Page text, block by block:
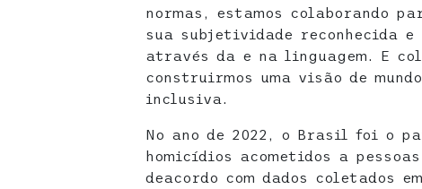
normas, estamos colaborando
sua subjetividade reconhecida
através da e na linguagem. E
construirmos uma visão de
inclusiva.
No ano de 2022, o Brasil foi o
homicídios acometidos a
deacordo com dados coletados